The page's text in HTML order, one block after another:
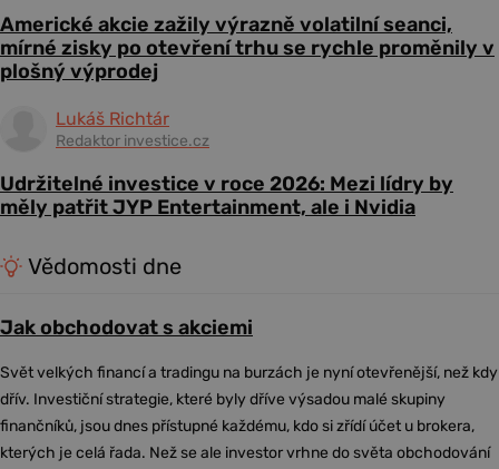
Americké akcie zažily výrazně volatilní seanci,
mírné zisky po otevření trhu se rychle proměnily v
plošný výprodej
Lukáš Richtár
Redaktor investice.cz
Udržitelné investice v roce 2026: Mezi lídry by
měly patřit JYP Entertainment, ale i Nvidia
Vědomosti dne
Jak obchodovat s akciemi
Svět velkých financí a tradingu na burzách je nyní otevřenější, než kdy
dřív. Investiční strategie, které byly dříve výsadou malé skupiny
finančníků, jsou dnes přístupné každému, kdo si zřídí účet u brokera,
kterých je celá řada. Než se ale investor vrhne do světa obchodování